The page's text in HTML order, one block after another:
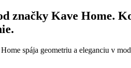
značky Kave Home.
spája geometriu a eleganciu v